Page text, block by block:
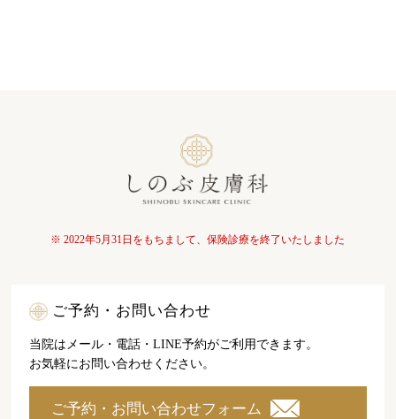
※ 2022年5月31日をもちまして、保険診療を終了いたしました
ご予約・お問い合わせ
当院はメール・電話・LINE予約がご利用できます。
お気軽にお問い合わせください。
ご予約・お問い合わせフォーム